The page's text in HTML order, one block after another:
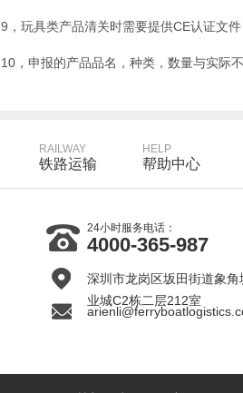
9，玩具类产品清关时需要提供CE认证文
10，申报的产品品名，种类，数量与实际
RAILWAY
铁路运输
HELP
帮助中心
24小时服务电话：
4000-365-987
深圳市龙岗区坂田街道象角
业城C2栋二层212室